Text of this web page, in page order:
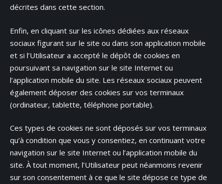
décrites dans cette section.
Enfin, en cliquant sur les icônes dédiées aux réseaux
sociaux figurant sur le site ou dans son application mobile
et si l’Utilisateur a accepté le dépôt de cookies en
poursuivant sa navigation sur le site Internet ou
l’application mobile du site. Les réseaux sociaux peuvent
également déposer des cookies sur vos terminaux
(ordinateur, tablette, téléphone portable).
Ces types de cookies ne sont déposés sur vos terminaux
qu’à condition que vous y consentiez, en continuant votre
navigation sur le site Internet ou l’application mobile du
site. À tout moment, l’Utilisateur peut néanmoins revenir
sur son consentement à ce que le site dépose ce type de